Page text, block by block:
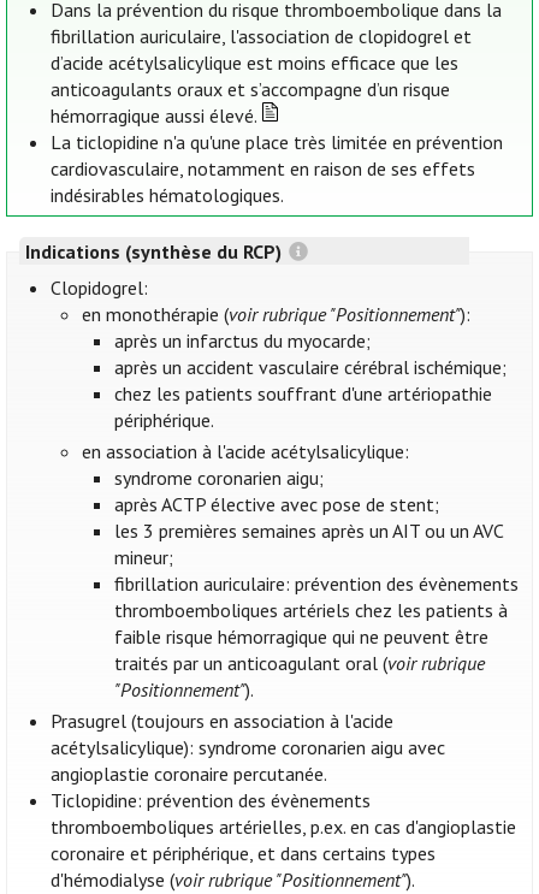
Dans la prévention du risque thromboembolique dans la
fibrillation auriculaire, l'association de clopidogrel et
d’acide acétylsalicylique est moins efficace que les
anticoagulants oraux et s’accompagne d’un risque
hémorragique aussi élevé.
La ticlopidine n'a qu'une place très limitée en prévention
cardiovasculaire, notamment en raison de ses effets
indésirables hématologiques.
Indications (synthèse du RCP)
Clopidogrel:
en monothérapie (voir rubrique "Positionnement"):
après un infarctus du myocarde;
après un accident vasculaire cérébral ischémique;
chez les patients souffrant d'une artériopathie
périphérique.
en association à l'acide acétylsalicylique:
syndrome coronarien aigu;
après ACTP élective avec pose de stent;
les 3 premières semaines après un AIT ou un AVC
mineur;
fibrillation auriculaire: prévention des évènements
thromboemboliques artériels chez les patients à
faible risque hémorragique qui ne peuvent être
traités par un anticoagulant oral (voir rubrique
"Positionnement").
Prasugrel (toujours en association à l'acide
acétylsalicylique): syndrome coronarien aigu avec
angioplastie coronaire percutanée.
Ticlopidine: prévention des évènements
thromboemboliques artérielles, p.ex. en cas d'angioplastie
coronaire et périphérique, et dans certains types
d'hémodialyse (voir rubrique "Positionnement").